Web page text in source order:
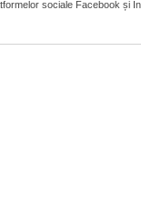
sociale Facebook și